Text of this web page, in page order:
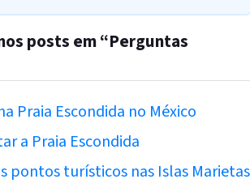
posts em “Perguntas
Praia Escondida no México
a Praia Escondida
pontos turísticos nas Islas Marietas